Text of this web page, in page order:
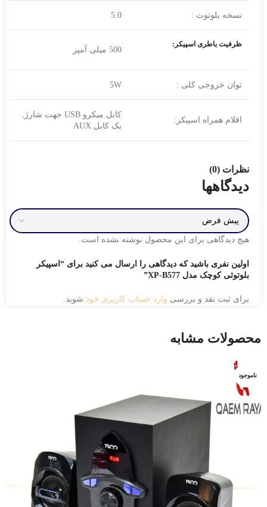
نسخه بلوتوث : 5.0
ظرفیت باطری اسپیکر:
500 میلی آمپر
توان خروجی کلی : 5W
اقلام همراه اسپیکر:
کابل میکرو USB جهت شارژ,
یک کابل AUX
نظرات (0)
دیدگاهها
هیچ دیدگاهی برای این محصول نوشته نشده است.
اولین نفری باشید که دیدگاهی را ارسال می کنید برای “اسپيکر
بلوتوثی کوچک مدل XP-B577”
برای ثبت نقد و بررسی وارد حساب کاربری خود شوید.
محصولات مشابه
ناموجود